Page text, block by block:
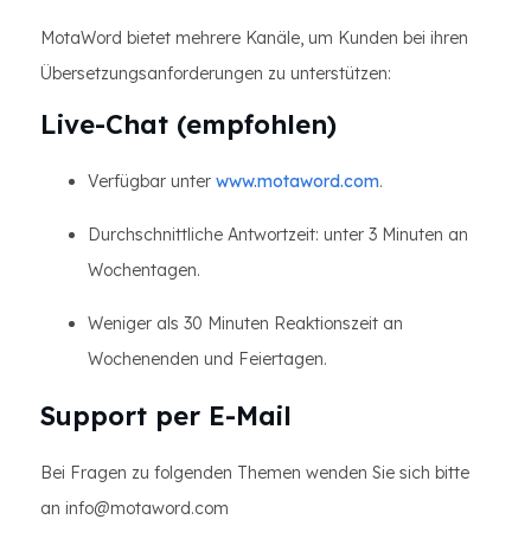
MotaWord bietet mehrere Kanäle, um Kunden bei ihren
Übersetzungsanforderungen zu unterstützen:
Live-Chat (empfohlen)
Verfügbar unter www.motaword.com.
Durchschnittliche Antwortzeit: unter 3 Minuten an
Wochentagen.
Weniger als 30 Minuten Reaktionszeit an
Wochenenden und Feiertagen.
Support per E-Mail
Bei Fragen zu folgenden Themen wenden Sie sich bitte
an info@motaword.com